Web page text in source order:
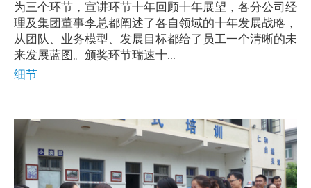
为三个环节，宣讲环节十年回顾十年展望，各分公司经
理及集团董事李总都阐述了各自领域的十年发展战略，
从团队、业务模型、发展目标都给了员工一个清晰的未
来发展蓝图。颁奖环节瑞速十...
细节